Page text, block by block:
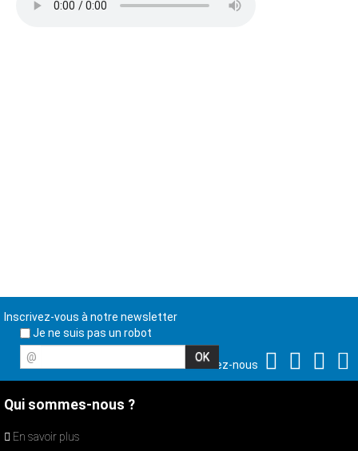
Inscrivez-vous à notre newsletter
Je ne suis pas un robot
@
Suivez-nous
Qui sommes-nous ?
En savoir plus